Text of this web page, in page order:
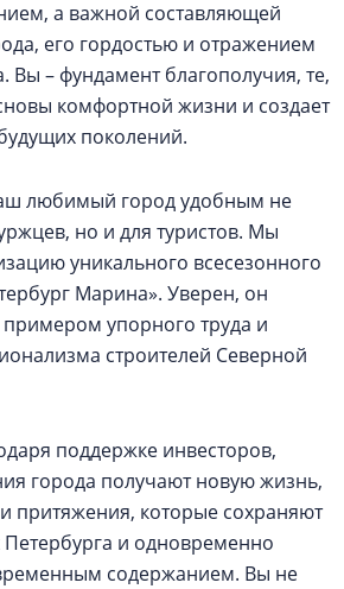
а важной составляющей
его гордостью и отражением
Вы – фундамент благополучия, те,
комфортной жизни и создает
поколений.
любимый город удобным не
но и для туристов. Мы
уникального всесезонного
Марина». Уверен, он
упорного труда и
строителей Северной
поддержке инвесторов,
города получают новую жизнь,
притяжения, которые сохраняют
и одновременно
содержанием. Вы не